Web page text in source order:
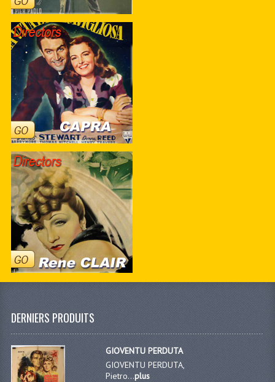
DERNIERS PRODUITS
GIOVENTU PERDUTA
GIOVENTU PERDUTA,
Pietro...plus